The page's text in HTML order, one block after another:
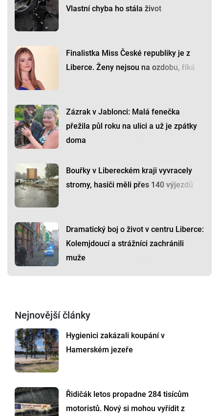
Vlastní chyba ho stála život
Finalistka Miss České republiky je z
Liberce. Ženy nejsou na ozdobu, říká
Zázrak v Jablonci: Malá fenečka
přežila půl roku na ulici a už je zpátky
doma
Bouřky v Libereckém kraji vyvracely
stromy, hasiči měli přes 140 výjezdů
Dramatický boj o život v centru Liberce:
Kolemjdoucí a strážníci zachránili
muže
Nejnovější články
Hygienici zakázali koupání v
Hamerském jezeře
Řidičák letos propadne 284 tisícům
motoristů. Nový si mohou vyřídit z